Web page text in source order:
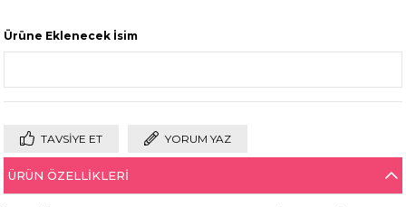
Ürüne Eklenecek İsim
TAVSIYE ET YORUM YAZ
ÜRÜN ÖZELLIKLERI